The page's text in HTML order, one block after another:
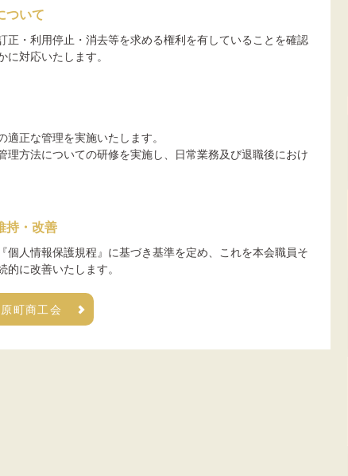
ついて
・利用停止・消去等を求める権利を有していることを確認
対応いたします。
正な管理を実施いたします。
方法についての研修を実施し、日常業務及び退職後におけ
持・改善
人情報保護規程』に基づき基準を定め、これを本会職員そ
に改善いたします。
町商工会